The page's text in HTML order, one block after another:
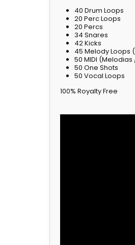
40 Drum Loops
20 Perc Loops
20 Percs
34 Snares
42 Kicks
45 Melody Loops
50 MIDI
50 One Shots
50 Vocal Loops
100% Royalty Free